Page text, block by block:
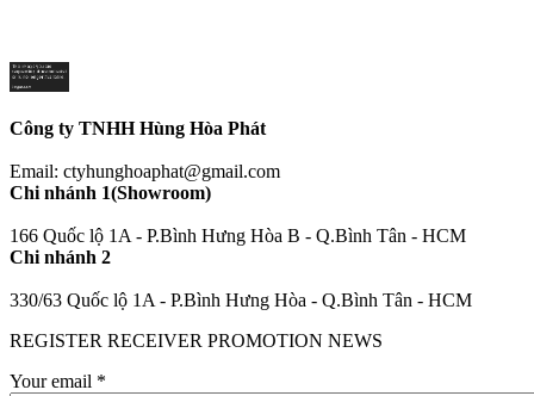
Công ty TNHH Hùng Hòa Phát
Email: ctyhunghoaphat@gmail.com
Chi nhánh 1(Showroom)
166 Quốc lộ 1A - P.Bình Hưng Hòa B - Q.Bình Tân - HCM
Chi nhánh 2
330/63 Quốc lộ 1A - P.Bình Hưng Hòa - Q.Bình Tân - HCM
REGISTER RECEIVER PROMOTION NEWS
Your email *